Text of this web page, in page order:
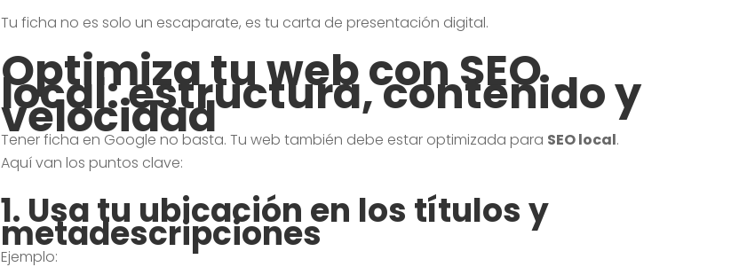
Tu ficha no es solo un escaparate, es tu carta de presentación digital.
Optimiza tu web con SEO
local: estructura, contenido y
velocidad
Tener ficha en Google no basta. Tu web también debe estar optimizada para SEO local.
Aquí van los puntos clave:
1. Usa tu ubicación en los títulos y
metadescripciones
Ejemplo: